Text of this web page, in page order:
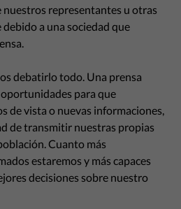
nuestros representantes u otras
a una sociedad que
debatirlo todo. Una prensa
para que
de vista o nuevas informaciones,
de transmitir nuestras propias
Cuanto más
estaremos y más capaces
decisiones sobre nuestro